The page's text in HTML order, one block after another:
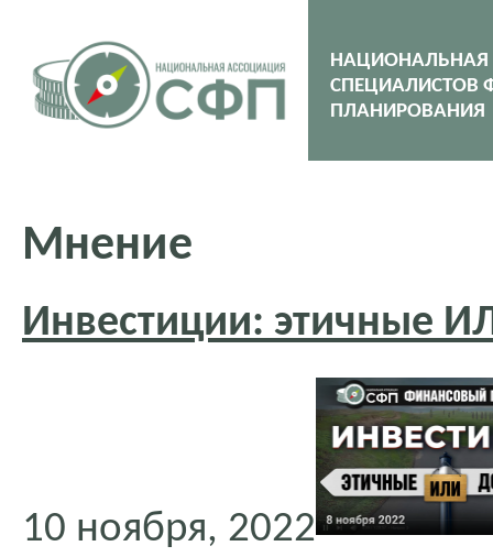
НАЦИОНАЛЬНАЯ
СПЕЦИАЛИСТОВ
ПЛАНИРОВАНИЯ
Мнение
Инвестиции: этичные
10 ноября, 2022